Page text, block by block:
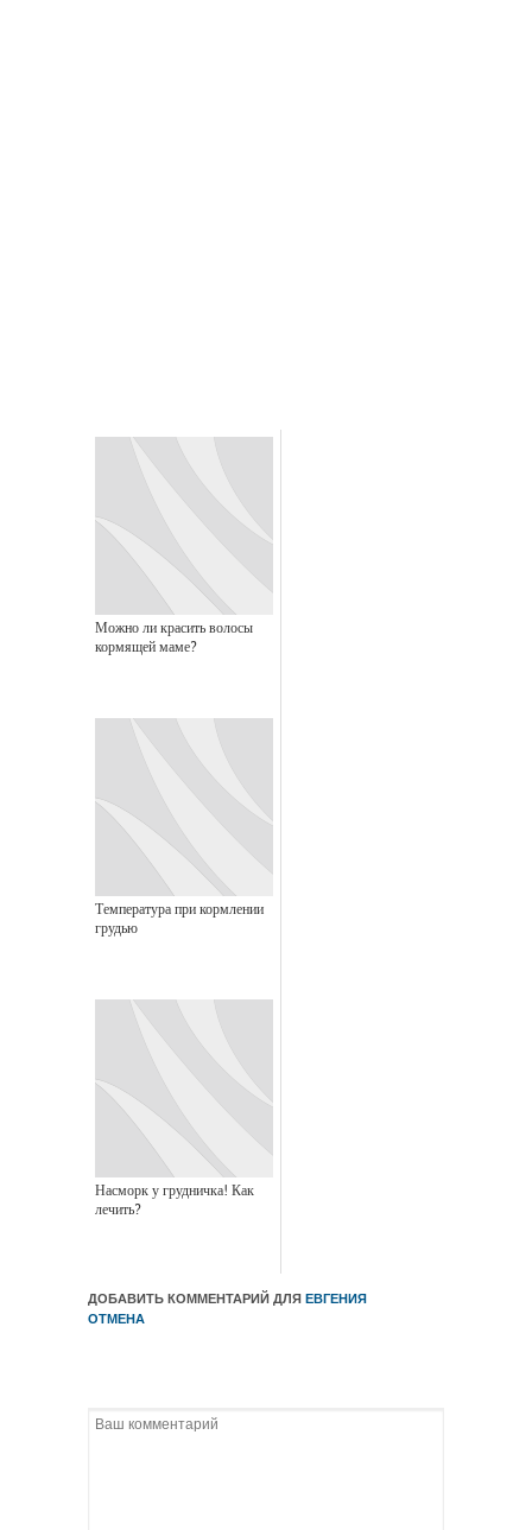
Можно ли красить волосы
кормящей маме?
Температура при кормлении
грудью
Насморк у грудничка! Как
лечить?
ДОБАВИТЬ КОММЕНТАРИЙ ДЛЯ ЕВГЕНИЯ
ОТМЕНА